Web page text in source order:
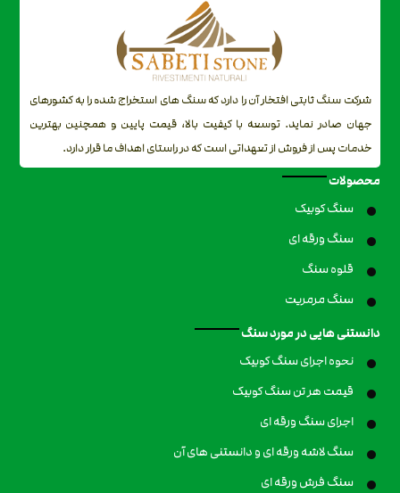
شرکت سنگ ثابتی افتخار آن را دارد که سنگ های استخراج شده را به کشورهای
جهان صادر نماید. توسعه با کیفیت بالا، قیمت پایین و همچنین بهترین
خدمات پس از فروش از تعهداتی است که در راستای اهداف ما قرار دارد.
محصولات
سنگ کوبیک
سنگ ورقه ای
قلوه سنگ
سنگ مرمریت
دانستنی هایی در مورد سنگ
نحوه اجرای سنگ کوبیک
قیمت هر تن سنگ کوبیک
اجرای سنگ ورقه ای
سنگ لاشه ورقه ای و دانستنی های آن
سنگ فرش ورقه ای